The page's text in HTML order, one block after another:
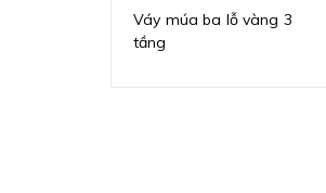
Váy múa ba lỗ vàng 3
tầng